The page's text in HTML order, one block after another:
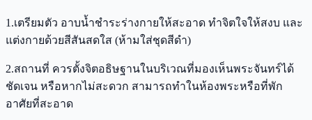
1.เตรียมตัว อาบน้ำชำระร่างกายให้สะอาด ทำจิตใจให้สงบ และ
แต่งกายด้วยสีสันสดใส (ห้ามใส่ชุดสีดำ)
2.สถานที่ ควรตั้งจิตอธิษฐานในบริเวณที่มองเห็นพระจันทร์ได้
ชัดเจน หรือหากไม่สะดวก สามารถทำในห้องพระหรือที่พัก
อาศัยที่สะอาด